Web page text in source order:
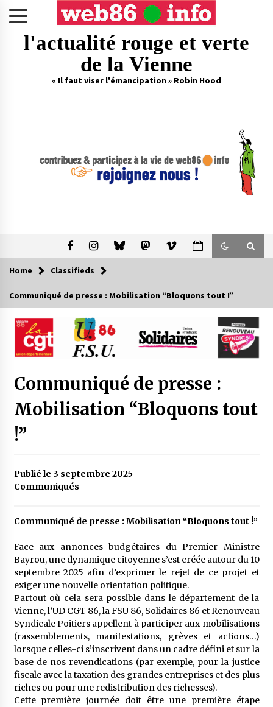
l'actualité rouge et verte
de la Vienne
« Il faut viser l'émancipation » Robin Hood
Home Classifieds
Communiqué de presse : Mobilisation “Bloquons tout !”
Communiqué de presse :
Mobilisation “Bloquons tout
!”
Publié le 3 septembre 2025
Communiqués
Communiqué de presse : Mobilisation “Bloquons tout !”
Face aux annonces budgétaires du Premier Ministre
Bayrou, une dynamique citoyenne s’est créée autour du 10
septembre 2025 afin d’exprimer le rejet de ce projet et
exiger une nouvelle orientation politique.
Partout où cela sera possible dans le département de la
Vienne, l’UD CGT 86, la FSU 86, Solidaires 86 et Renouveau
Syndicale Poitiers appellent à participer aux mobilisations
(rassemblements, manifestations, grèves et actions…)
lorsque celles-ci s’inscrivent dans un cadre défini et sur la
base de nos revendications (par exemple, pour la justice
fiscale avec la taxation des grandes entreprises et des plus
riches ou pour une redistribution des richesses).
Cette première journée doit être une première étape